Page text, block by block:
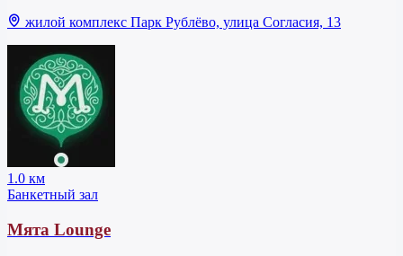
жилой комплекс Парк Рублёво, улица Согласия, 13
1.0 км
Банкетный зал
Мята Lounge